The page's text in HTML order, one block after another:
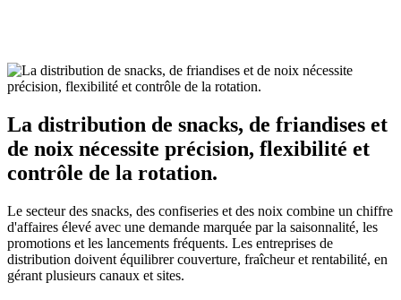
La distribution de snacks, de friandises et
de noix nécessite précision, flexibilité et
contrôle de la rotation.
Le secteur des snacks, des confiseries et des noix combine un chiffre
d'affaires élevé avec une demande marquée par la saisonnalité, les
promotions et les lancements fréquents. Les entreprises de
distribution doivent équilibrer couverture, fraîcheur et rentabilité, en
gérant plusieurs canaux et sites.